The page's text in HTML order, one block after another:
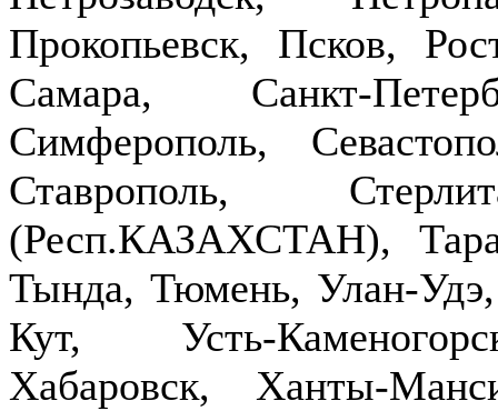
Прокопьевск, Псков,
Самара, Санкт-
Симферополь,
Ставрополь,
(Респ.КАЗАХСТАН),
Тында, Тюмень, Улан-
Кут, Усть-
Хабаровск, Ханты-